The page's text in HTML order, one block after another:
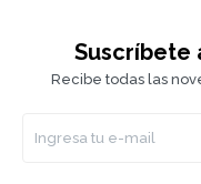
Suscríbete
Recibe todas las